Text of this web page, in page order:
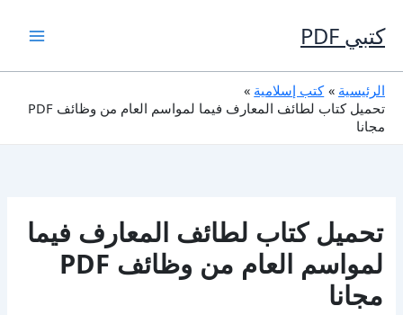
إلى
المحتوى
كتبي PDF
الرئيسية
كتب إسلامية
تحميل كتاب لطائف المعارف فيما لمواسم العام من وظائف PDF
مجانا
تحميل كتاب لطائف المعارف فيما
لمواسم العام من وظائف PDF
مجانا